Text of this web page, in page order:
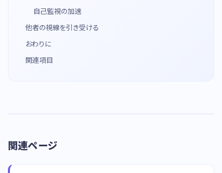
自己監視の加速
他者の視線を引き受ける
おわりに
関連項目
関連ページ